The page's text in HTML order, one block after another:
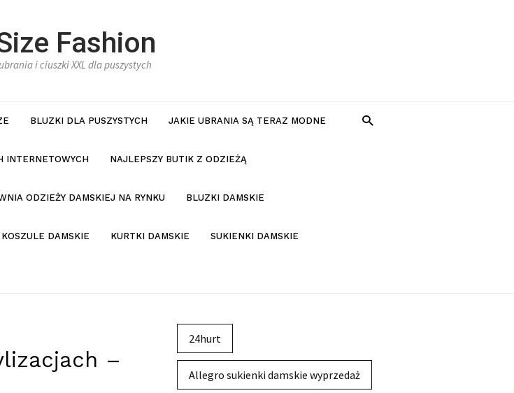
Fashion
i ciuszki XXL dla puszystych
BLUZKI DLA PUSZYSTYCH JAKIE UBRANIA SĄ TERAZ MODNE
INTERNETOWYCH NAJLEPSZY BUTIK Z ODZIEŻĄ
ODZIEŻY DAMSKIEJ NA RYNKU BLUZKI DAMSKIE
KOSZULE DAMSKIE KURTKI DAMSKIE SUKIENKI DAMSKIE
–
24hurt
Allegro sukienki damskie wyprzedaż